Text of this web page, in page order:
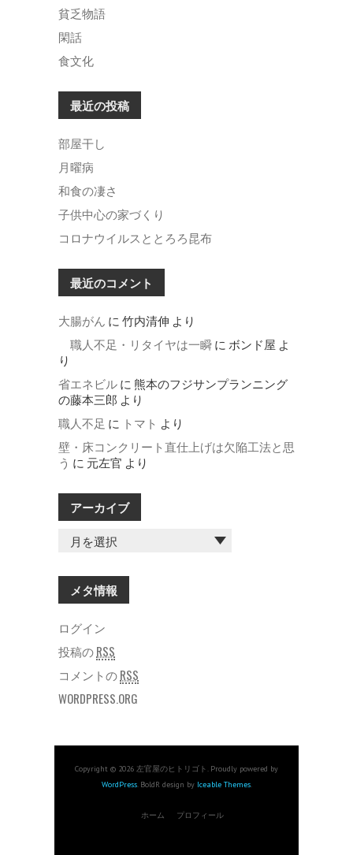
貧乏物語
閑話
食文化
最近の投稿
部屋干し
月曜病
和食の凄さ
子供中心の家づくり
コロナウイルスととろろ昆布
最近のコメント
大腸がん に 竹内清伸 より
職人不足・リタイヤは一瞬に ボンド屋 よ
り
省エネビルに 熊本のフジサンプランニング
の藤本三郎 より
職人不足 に トマト より
壁・床コンクリート直仕上げは欠陥工法と思
う に 元左官 より
アーカイブ
ア
ー
ブ
メタ情報
ログイン
投稿のRSS
コメントのRSS
WORDPRESS.ORG
Copyright © 2026 左官屋のヒトリゴト. Proudly powered by
WordPress. BoldR design by Iceable Themes.
ホーム プロフィール